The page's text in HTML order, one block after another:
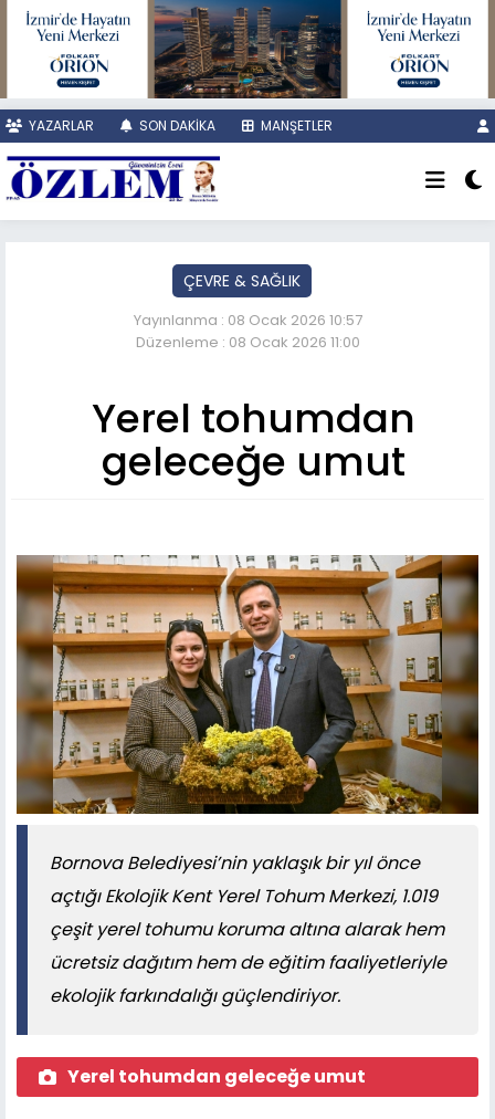
YAZARLAR SON DAKİKA MANŞETLER
ÇEVRE & SAĞLIK
Yayınlanma : 08 Ocak 2026 10:57
Düzenleme : 08 Ocak 2026 11:00
Yerel tohumdan
geleceğe umut
Bornova Belediyesi’nin yaklaşık bir yıl önce
açtığı Ekolojik Kent Yerel Tohum Merkezi, 1.019
çeşit yerel tohumu koruma altına alarak hem
ücretsiz dağıtım hem de eğitim faaliyetleriyle
ekolojik farkındalığı güçlendiriyor.
Yerel tohumdan geleceğe umut